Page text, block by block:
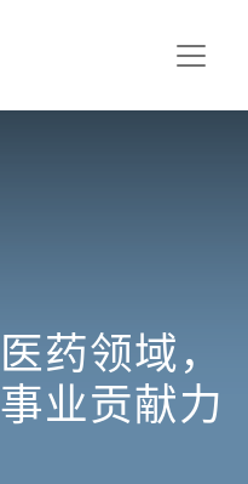
药领域，
业贡献力